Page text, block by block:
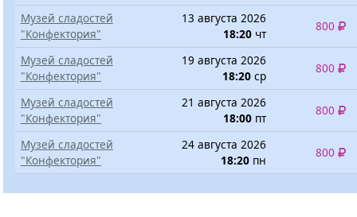
Музей сладостей
"Конфектория"
13 августа 2026
18:20 чт
800
Музей сладостей
"Конфектория"
19 августа 2026
18:20 ср
800
Музей сладостей
"Конфектория"
21 августа 2026
18:00 пт
800
Музей сладостей
"Конфектория"
24 августа 2026
18:20 пн
800